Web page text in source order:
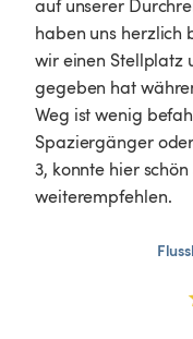
auf unserer
haben uns herzlich
wir einen Stellplatz
gegeben hat
Weg ist wenig
Spaziergänger
3, konnte hier
weiterempfehlen.